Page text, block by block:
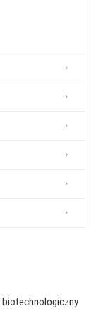
biotechnologiczny